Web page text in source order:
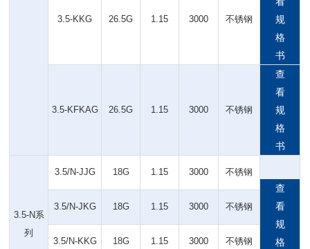
3.5-KKG 26.5G 1.15 3000 不锈钢
规
格
书
3.5-KFKAG 26.5G 1.15 3000 不锈钢
查
看
规
格
书
3.5-N系
列
3.5/N-JJG 18G 1.15 3000 不锈钢
查
看
规
格
3.5/N-JKG 18G 1.15 3000 不锈钢
3.5/N-KKG 18G 1.15 3000 不锈钢